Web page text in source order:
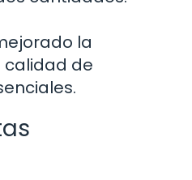
la
calidad de